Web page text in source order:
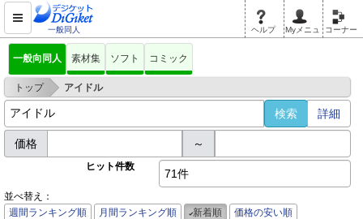
一般同人 ヘルプ Myメニュ コーナー
一般向同人 素材集 ソフト コミック
トップ > アイドル
詳細
価格 ～
ヒット件数
71件
並べ替え：
週間ランキング順
月間ランキング順 新着順
価格の安い順